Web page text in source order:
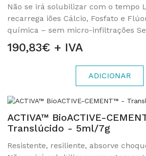
Não se irá solubilizar com o tempo
recarrega iões Cálcio, Fosfato e
química – sem micro-infiltrações
190,83€ + IVA
ADICIONAR
ACTIVA™ BioACTIVE-
Translúcido - 5ml/7g
Resistente, resiliente, absorve